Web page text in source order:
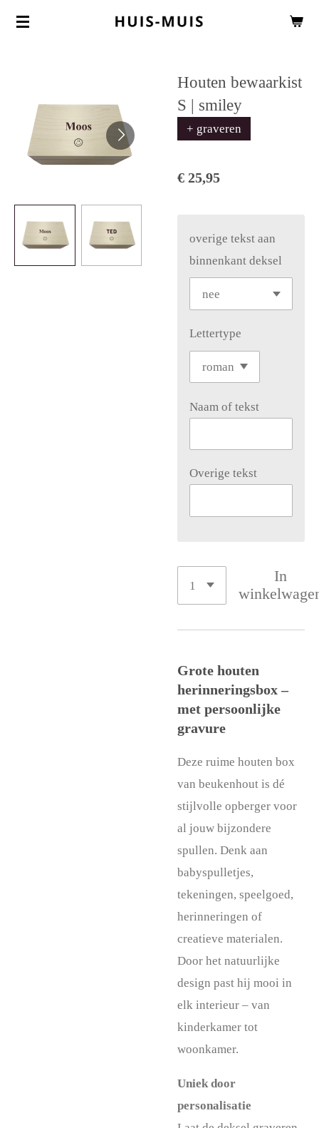
Ga
hoofdinhoud
Houten bewaarkist
S | smiley
+ graveren
€ 25,95
overige tekst aan
binnenkant deksel
Lettertype
Naam of tekst
Overige tekst
In
Grote houten
herinneringsbox –
met persoonlijke
gravure
Deze ruime houten box
van beukenhout is dé
stijlvolle opberger voor
al jouw bijzondere
spullen. Denk aan
babyspulletjes,
tekeningen, speelgoed,
herinneringen of
creatieve materialen.
Door het natuurlijke
design past hij mooi in
elk interieur – van
kinderkamer tot
woonkamer.
Uniek door
personalisatie